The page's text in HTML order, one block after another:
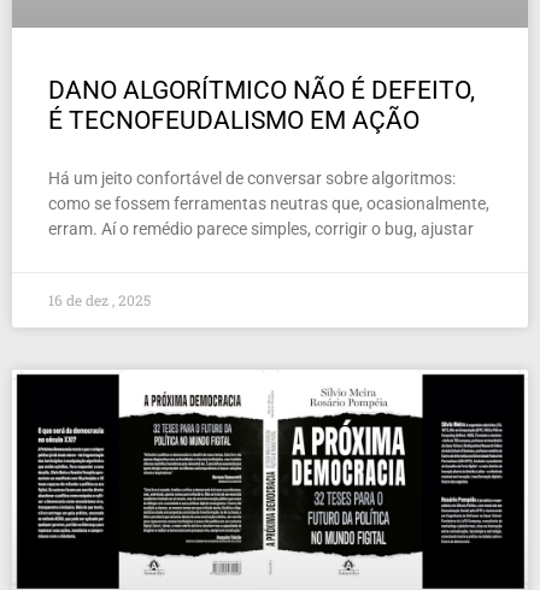
DANO ALGORÍTMICO NÃO É DEFEITO,
É TECNOFEUDALISMO EM AÇÃO
Há um jeito confortável de conversar sobre algoritmos:
como se fossem ferramentas neutras que, ocasionalmente,
erram. Aí o remédio parece simples, corrigir o bug, ajustar
16 de dez , 2025